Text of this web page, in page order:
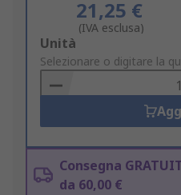
21,25 €
(IVA esclusa)
Add
to
Basket
Unità
Selezionare o digitare la
Consegna
da 60,00 €